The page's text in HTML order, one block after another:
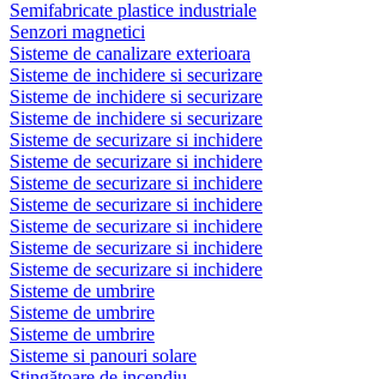
Semifabricate plastice industriale
Senzori magnetici
Sisteme de canalizare exterioara
Sisteme de inchidere si securizare
Sisteme de inchidere si securizare
Sisteme de inchidere si securizare
Sisteme de securizare si inchidere
Sisteme de securizare si inchidere
Sisteme de securizare si inchidere
Sisteme de securizare si inchidere
Sisteme de securizare si inchidere
Sisteme de securizare si inchidere
Sisteme de securizare si inchidere
Sisteme de umbrire
Sisteme de umbrire
Sisteme de umbrire
Sisteme si panouri solare